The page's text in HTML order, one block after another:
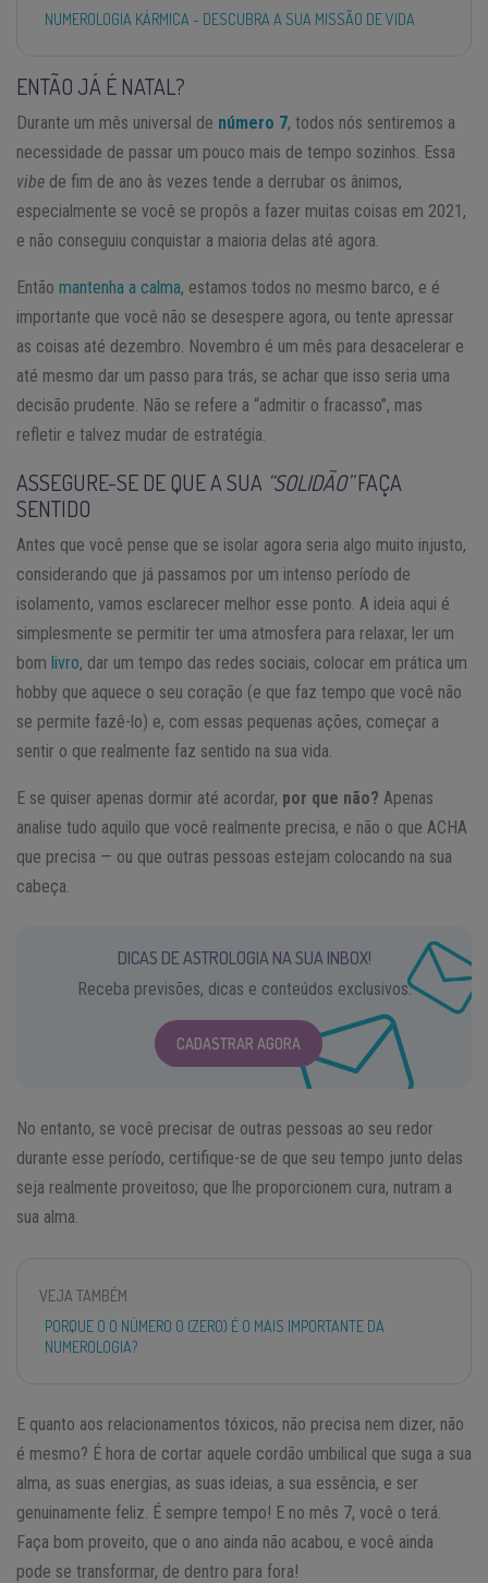
NUMEROLOGIA KÁRMICA - DESCUBRA A SUA MISSÃO DE VIDA
ENTÃO JÁ É NATAL?
Durante um mês universal de número 7, todos nós sentiremos a
necessidade de passar um pouco mais de tempo sozinhos. Essa
vibe de fim de ano às vezes tende a derrubar os ânimos,
especialmente se você se propôs a fazer muitas coisas em 2021,
e não conseguiu conquistar a maioria delas até agora.
Então mantenha a calma, estamos todos no mesmo barco, e é
importante que você não se desespere agora, ou tente apressar
as coisas até dezembro. Novembro é um mês para desacelerar e
até mesmo dar um passo para trás, se achar que isso seria uma
decisão prudente. Não se refere a “admitir o fracasso”, mas
refletir e talvez mudar de estratégia.
ASSEGURE-SE DE QUE A SUA “SOLIDÃO”FAÇA
SENTIDO
Antes que você pense que se isolar agora seria algo muito injusto,
considerando que já passamos por um intenso período de
isolamento, vamos esclarecer melhor esse ponto. A ideia aqui é
simplesmente se permitir ter uma atmosfera para relaxar, ler um
bom livro, dar um tempo das redes sociais, colocar em prática um
hobby que aquece o seu coração (e que faz tempo que você não
se permite fazê-lo) e, com essas pequenas ações, começar a
sentir o que realmente faz sentido na sua vida.
E se quiser apenas dormir até acordar, por que não? Apenas
analise tudo aquilo que você realmente precisa, e não o que ACHA
que precisa — ou que outras pessoas estejam colocando na sua
cabeça.
DICAS DE ASTROLOGIA NA SUA INBOX!
Receba previsões, dicas e conteúdos exclusivos.
CADASTRAR AGORA
No entanto, se você precisar de outras pessoas ao seu redor
durante esse período, certifique-se de que seu tempo junto delas
seja realmente proveitoso; que lhe proporcionem cura, nutram a
sua alma.
VEJA TAMBÉM
PORQUE O O NÚMERO 0 (ZERO) É O MAIS IMPORTANTE DA
NUMEROLOGIA?
E quanto aos relacionamentos tóxicos, não precisa nem dizer, não
é mesmo? É hora de cortar aquele cordão umbilical que suga a sua
alma, as suas energias, as suas ideias, a sua essência, e ser
genuinamente feliz. É sempre tempo! E no mês 7, você o terá.
Faça bom proveito, que o ano ainda não acabou, e você ainda
pode se transformar, de dentro para fora!